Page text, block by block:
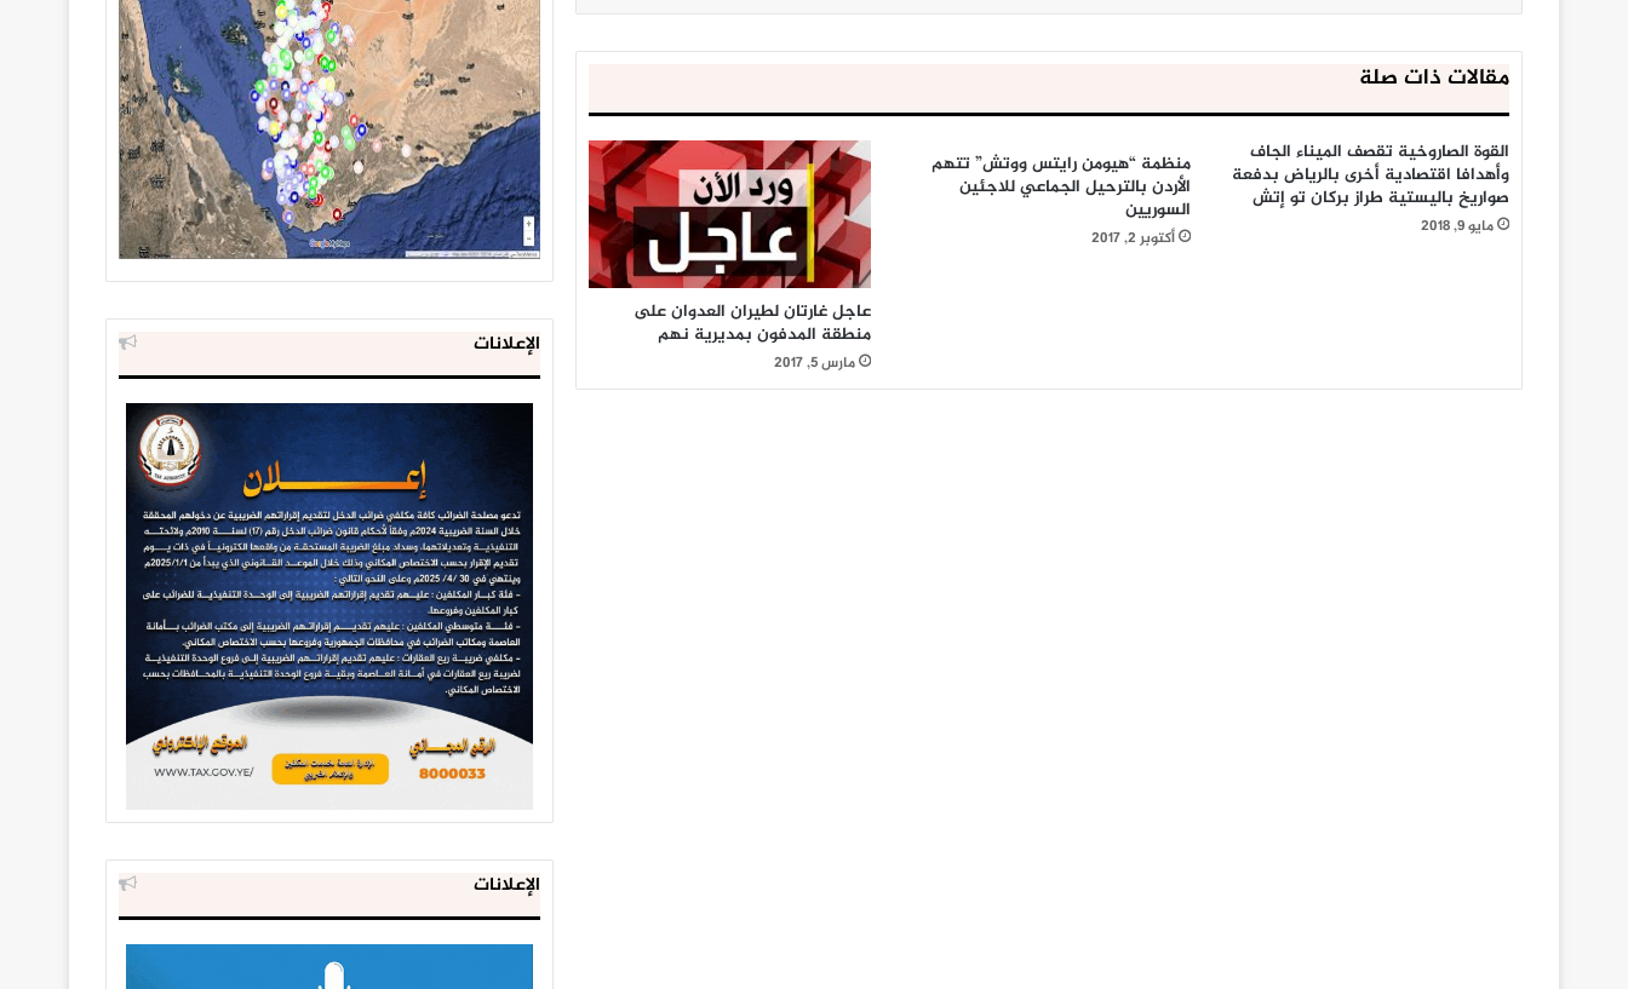
مقالات ذات صلة
القوة الصاروخية تقصف الميناء الجاف
وأهدافا اقتصادية أخرى بالرياض بدفعة
صواريخ باليستية طراز بركان تو إتش
مايو 9, 2018
منظمة “هيومن رايتس ووتش” تتهم
الأردن بالترحيل الجماعي للاجئين
السوريين
أكتوبر 2, 2017
عاجل غارتان لطيران العدوان على
منطقة المدفون بمديرية نهم
مارس 5, 2017
الإعلانات
الإعلانات